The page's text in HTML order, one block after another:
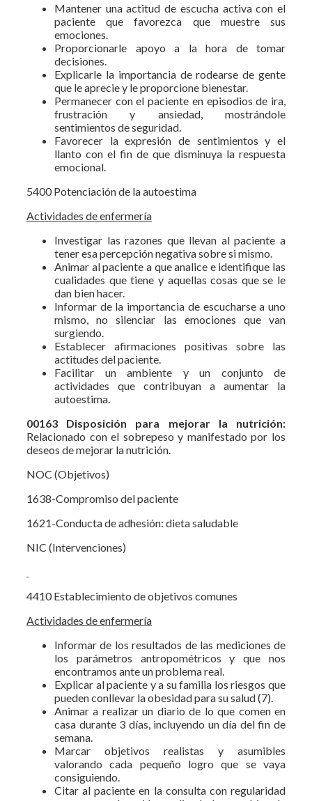
Mantener una actitud de escucha activa con el
paciente que favorezca que muestre sus
emociones.
Proporcionarle apoyo a la hora de tomar
decisiones.
Explicarle la importancia de rodearse de gente
que le aprecie y le proporcione bienestar.
Permanecer con el paciente en episodios de ira,
frustración y ansiedad, mostrándole
sentimientos de seguridad.
Favorecer la expresión de sentimientos y el
llanto con el fin de que disminuya la respuesta
emocional.
5400 Potenciación de la autoestima
Actividades de enfermería
Investigar las razones que llevan al paciente a
tener esa percepción negativa sobre si mismo.
Animar al paciente a que analice e identifique las
cualidades que tiene y aquellas cosas que se le
dan bien hacer.
Informar de la importancia de escucharse a uno
mismo, no silenciar las emociones que van
surgiendo.
Establecer afirmaciones positivas sobre las
actitudes del paciente.
Facilitar un ambiente y un conjunto de
actividades que contribuyan a aumentar la
autoestima.
00163 Disposición para mejorar la nutrición:
Relacionado con el sobrepeso y manifestado por los
deseos de mejorar la nutrición.
NOC (Objetivos)
1638-Compromiso del paciente
1621-Conducta de adhesión: dieta saludable
NIC (Intervenciones)
4410 Establecimiento de objetivos comunes
Actividades de enfermería
Informar de los resultados de las mediciones de
los parámetros antropométricos y que nos
encontramos ante un problema real.
Explicar al paciente y a su familia los riesgos que
pueden conllevar la obesidad para su salud (7).
Animar a realizar un diario de lo que comen en
casa durante 3 días, incluyendo un día del fin de
semana.
Marcar objetivos realistas y asumibles
valorando cada pequeño logro que se vaya
consiguiendo.
Citar al paciente en la consulta con regularidad